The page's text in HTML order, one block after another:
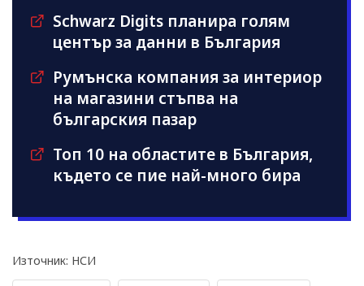
Schwarz Digits планира голям
център за данни в България
Румънска компания за интериор
на магазини стъпва на
българския пазар
Топ 10 на областите в България,
където се пие най-много бира
Източник: НСИ